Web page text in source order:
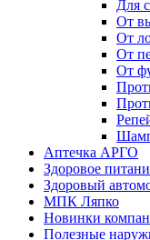
Для
От
От
От
От
Аптечка АРГО
Здоровое
Здоровый
МПК Ляпко
Новинки
Полезные